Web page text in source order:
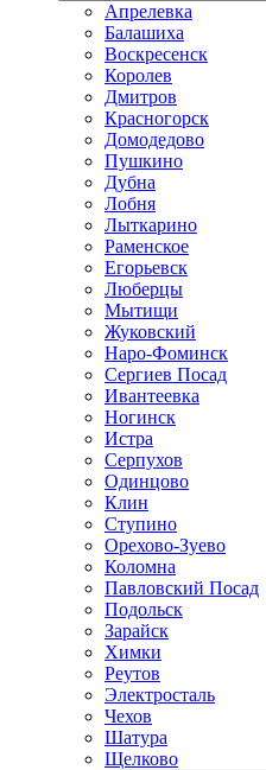
Апрелевка
Балашиха
Воскресенск
Королев
Дмитров
Красногорск
Домодедово
Пушкино
Дубна
Лобня
Лыткарино
Раменское
Егорьевск
Люберцы
Мытищи
Жуковский
Наро-Фоминск
Сергиев Посад
Ивантеевка
Ногинск
Истра
Серпухов
Одинцово
Клин
Ступино
Орехово-Зуево
Коломна
Павловский Посад
Подольск
Зарайск
Химки
Реутов
Электросталь
Чехов
Шатура
Щелково